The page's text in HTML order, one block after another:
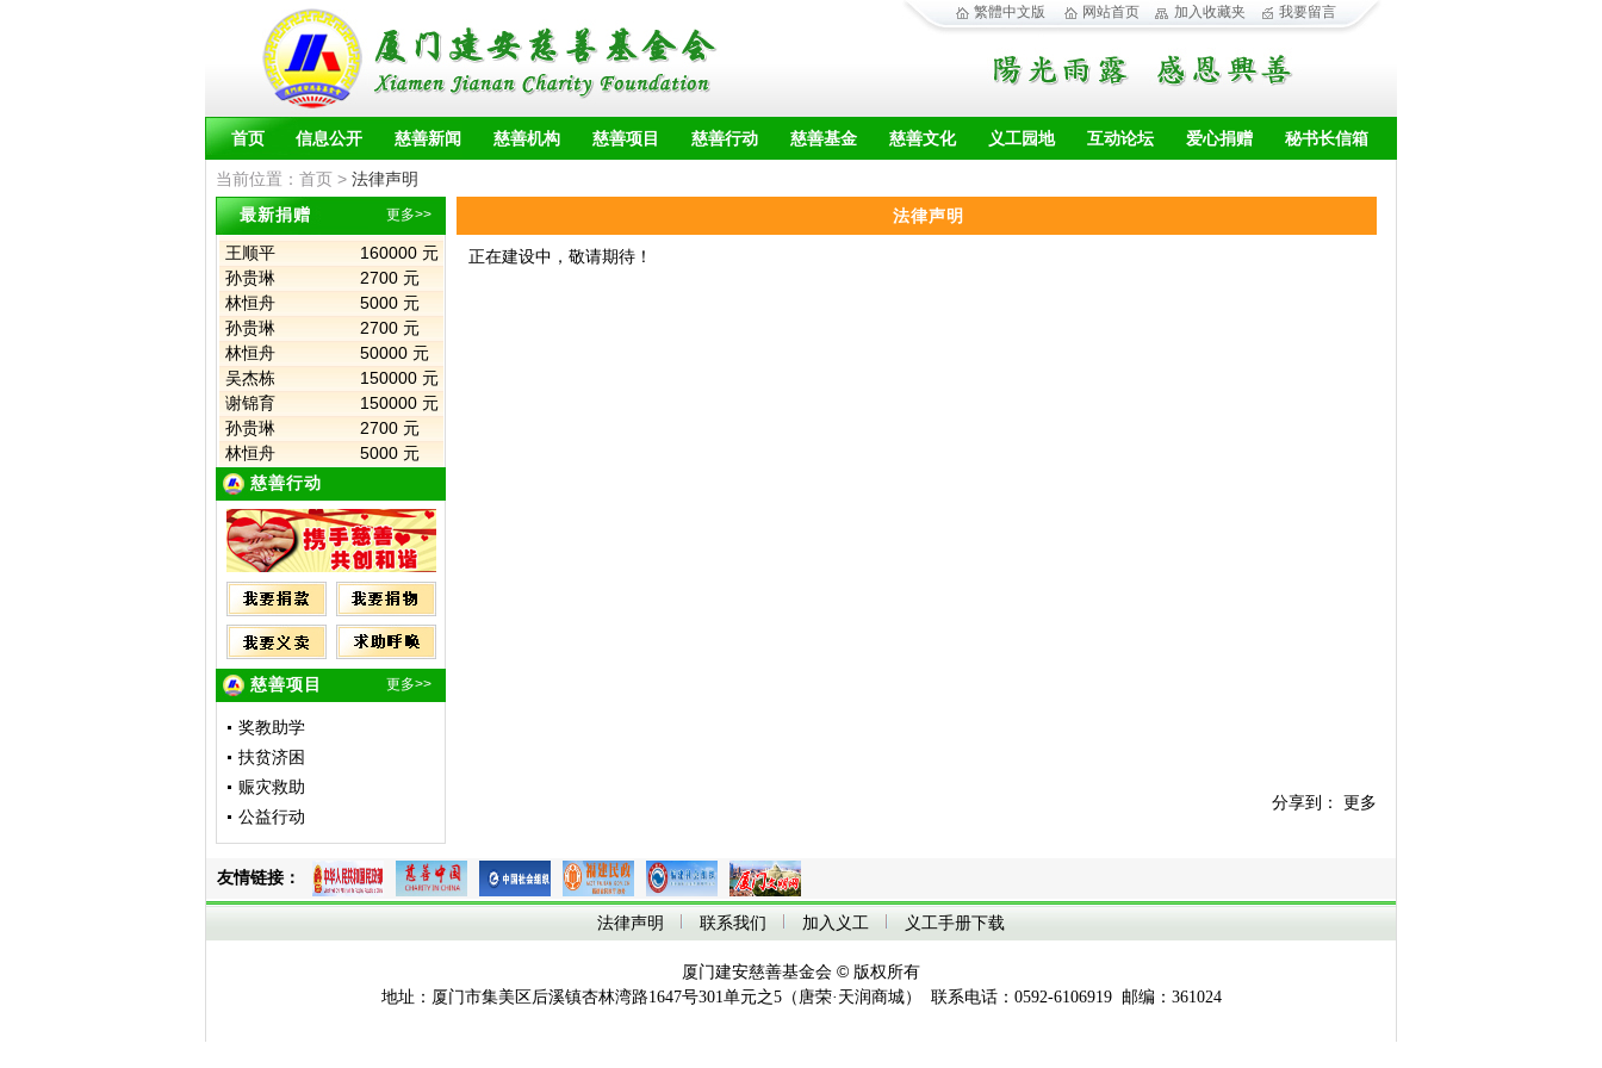
繁體中文版 网站首页 加入收藏夹 我要留言
首页 信息公开 慈善新闻 慈善机构 慈善项目 慈善行动 慈善基金 慈善文化 义工园地 互动论坛 爱心捐赠 秘书长信箱
当前位置： 首页 > 法律声明
最新捐赠 更多>>
孙贵琳
徐锡伟 2374 元
孙贵琳 2700 元
林恒舟 5000 元
王薏程 600 元
孙贵琳 2700 元
林恒舟 5000 元
泰国 Wang ... 5000 元
禹雪 180000 元
王顺平 160000 元
孙贵琳 2700 元
林恒舟 5000 元
孙贵琳 2700 元
林恒舟 50000 元
吴杰栋 150000 元
谢锦育 150000 元
孙贵琳 2700 元
林恒舟 5000 元
吴杰栋 150000 元
谢锦育 150000 元
叶水福物流... 9000 元
禹 雪 150000 元
林恒舟 5000 元
孙贵娴 4200 元
孙贵琳 2700 元
王顺平 150000 元
孙贵琳 2700 元
林恒舟 5000 元
厦门嘉锭新...
林恒舟
徐锡伟
孙贵琳
林恒舟 5000 元
王薏程 600 元
孙贵琳 2700 元
160000 元
慈善行动
慈善项目 更多>>
奖教助学
扶贫济困
赈灾救助
公益行动
法律声明
正在建设中，敬请期待！
分享到： 更多
友情链接：
法律声明 联系我们 加入义工 义工手册下载
厦门建安慈善基金会 © 版权所有
地址：厦门市集美区后溪镇杏林湾路1647号301单元之5（唐荣·天润商城） 联系电话：0592-6106919 邮编：361024